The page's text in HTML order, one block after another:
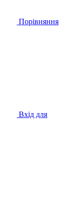
Порівняння
Вхід для